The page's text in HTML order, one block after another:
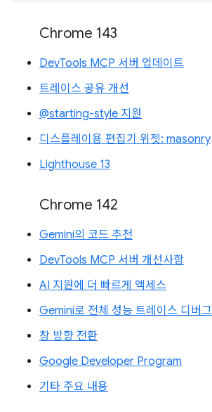
Chrome 143
DevTools MCP 서버 업데이트
트레이스 공유 개선
@starting-style 지원
디스플레이용 편집기 위젯: masonry
Lighthouse 13
Chrome 142
Gemini의 코드 추천
DevTools MCP 서버 개선사항
AI 지원에 더 빠르게 액세스
Gemini로 전체 성능 트레이스 디버그
창 방향 전환
Google Developer Program
기타 주요 내용